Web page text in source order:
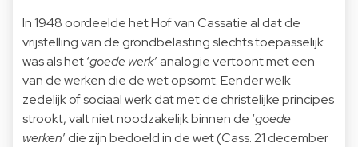
In 1948 oordeelde het Hof van Cassatie al dat de
vrijstelling van de grondbelasting slechts toepasselijk
was als het ‘goede werk’ analogie vertoont met een
van de werken die de wet opsomt. Eender welk
zedelijk of sociaal werk dat met de christelijke principes
strookt, valt niet noodzakelijk binnen de ‘goede
werken’ die zijn bedoeld in de wet (Cass. 21 december